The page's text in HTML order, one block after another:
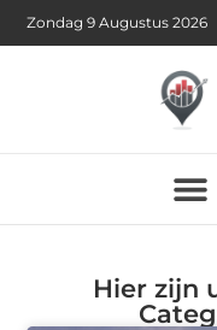
Zondag 9 Augustus 2026
Hier zijn